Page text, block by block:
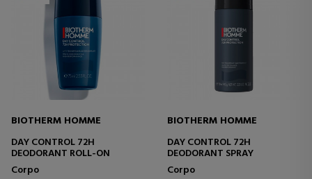
BIOTHERM HOMME
DAY CONTROL 72H
DEODORANT ROLL-ON
Corpo
BIOTHERM HOMME
DAY CONTROL 72H
DEODORANT SPRAY
Corpo